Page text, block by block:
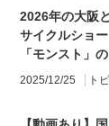
2026年の大阪
サイクルショ
「モンスト」
2025/12/25 ト